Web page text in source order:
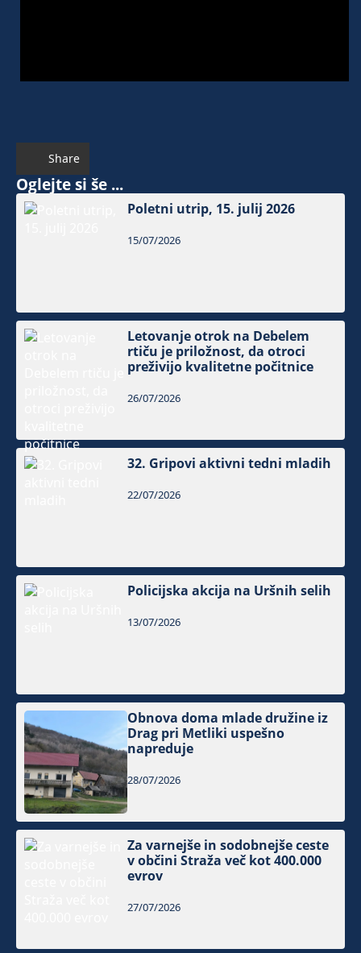
Share
Oglejte si še ...
Poletni utrip, 15. julij 2026
15/07/2026
Letovanje otrok na Debelem
rtiču je priložnost, da otroci
preživijo kvalitetne počitnice
26/07/2026
32. Gripovi aktivni tedni mladih
22/07/2026
Policijska akcija na Uršnih selih
13/07/2026
Obnova doma mlade družine iz
Drag pri Metliki uspešno
napreduje
28/07/2026
Za varnejše in sodobnejše ceste
v občini Straža več kot 400.000
evrov
27/07/2026